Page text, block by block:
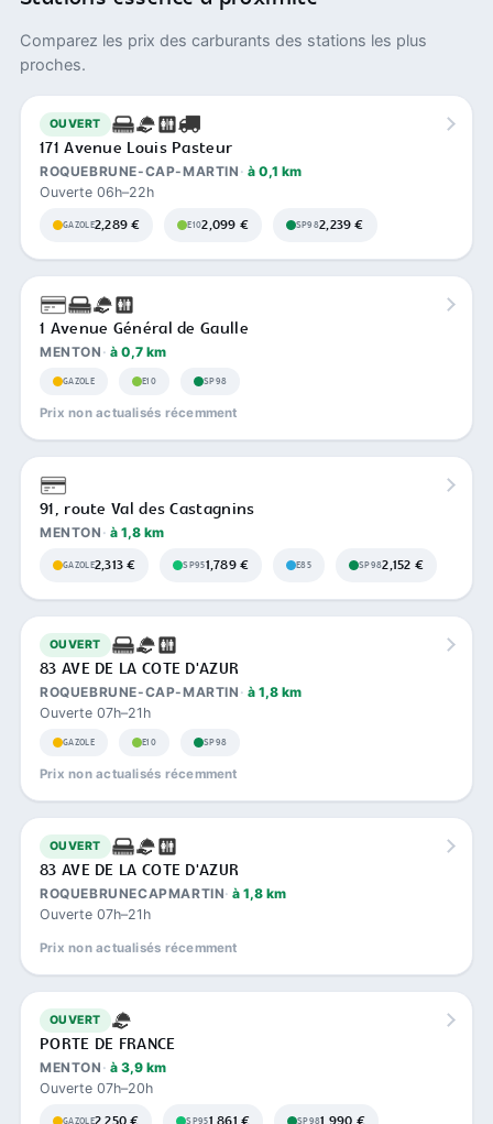
Comparez les prix des carburants des stations les plus
proches.
OUVERT
171 Avenue Louis Pasteur
ROQUEBRUNE-CAP-MARTIN à 0,1 km
Ouverte 06h–22h
GAZOLE2,289 € E102,099 € SP982,239 €
1 Avenue Général de Gaulle
MENTON à 0,7 km
GAZOLE E10 SP98
Prix non actualisés récemment
91, route Val des Castagnins
MENTON à 1,8 km
GAZOLE2,313 € SP951,789 € E85 SP982,152 €
OUVERT
83 AVE DE LA COTE D'AZUR
ROQUEBRUNE-CAP-MARTIN à 1,8 km
Ouverte 07h–21h
GAZOLE E10 SP98
Prix non actualisés récemment
OUVERT
83 AVE DE LA COTE D'AZUR
ROQUEBRUNECAPMARTIN à 1,8 km
Ouverte 07h–21h
Prix non actualisés récemment
OUVERT
PORTE DE FRANCE
MENTON à 3,9 km
Ouverte 07h–20h
GAZOLE SP95 SP98